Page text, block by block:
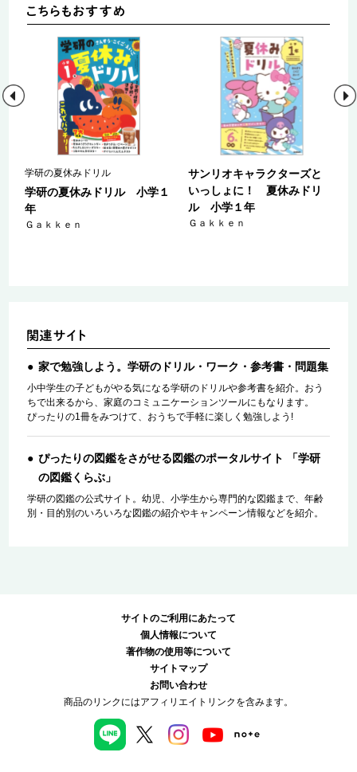
学研の夏休みドリル
学研の夏休みドリル 小学１
年
Ｇａｋｋｅｎ
サンリオキャラクターズと
いっしょに！ 夏休みドリ
ル 小学１年
Ｇａｋｋｅｎ
家で勉強しよう。学研のドリル・ワーク・参考書・問題集
小中学生の子どもがやる気になる学研のドリルや参考書を紹介。おう
ちで出来るから、家庭のコミュニケーションツールにもなります。
ぴったりの1冊をみつけて、おうちで手軽に楽しく勉強しよう!
ぴったりの図鑑をさがせる図鑑のポータルサイト 「学研
の図鑑くらぶ」
学研の図鑑の公式サイト。幼児、小学生から専門的な図鑑まで、年齢
別・目的別のいろいろな図鑑の紹介やキャンペーン情報などを紹介。
サイトのご利用にあたって
個人情報について
著作物の使用等について
サイトマップ
お問い合わせ
商品のリンクにはアフィリエイトリンクを含みます。